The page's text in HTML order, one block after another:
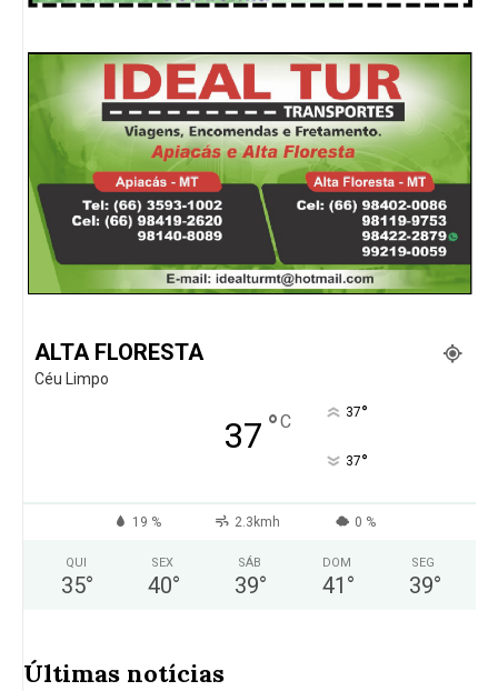
ALTA FLORESTA
Céu Limpo
37 °C 37°
37°
19 % 2.3kmh 0 %
QUI
35°
SEX
40°
SÁB
39°
DOM
41 °
SEG
39°
Últimas notícias